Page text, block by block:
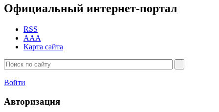
Официальный интернет-портал
RSS
AAA
Карта сайта
Войти
Авторизация